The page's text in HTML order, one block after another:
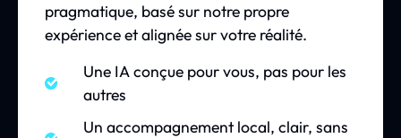
pragmatique, basé sur notre propre
expérience et alignée sur votre réalité.
Une IA conçue pour vous, pas pour les
autres
Un accompagnement local, clair, sans